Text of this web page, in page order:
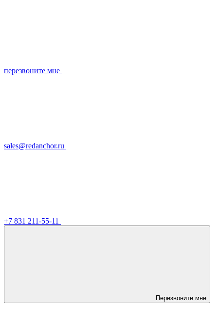
перезвоните мне
sales@redanchor.ru
+7 831 211-55-11
Перезвоните мне